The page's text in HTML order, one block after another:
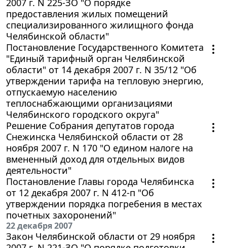
предоставления жилых помещений
специализированного жилищного фонда
Челябинской области"
Постановление Государственного Комитета
"Единый тарифный орган Челябинской
области" от 14 декабря 2007 г. N 35/12 "Об
утверждении тарифа на тепловую энергию,
отпускаемую населению
теплоснабжающими организациями
Челябинского городского округа"
Решение Собрания депутатов города
Снежинска Челябинской области от 28
ноября 2007 г. N 170 "О едином налоге на
вмененный доход для отдельных видов
деятельности"
Постановление Главы города Челябинска
от 12 декабря 2007 г. N 412-п "Об
утверждении порядка погребения в местах
почетных захоронений"
22 декабря 2007
Закон Челябинской области от 29 ноября